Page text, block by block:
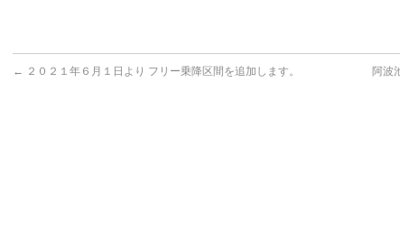
← ２０２１年６月１日より フリー乗降区間を追加します。 阿波